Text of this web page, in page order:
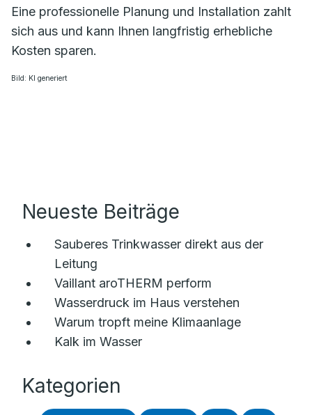
Eine professionelle Planung und Installation zahlt
sich aus und kann Ihnen langfristig erhebliche
Kosten sparen.
Bild: KI generiert
Neueste Beiträge
Sauberes Trinkwasser direkt aus der
Leitung
Vaillant aroTHERM perform
Wasserdruck im Haus verstehen
Warum tropft meine Klimaanlage
Kalk im Wasser
Kategorien